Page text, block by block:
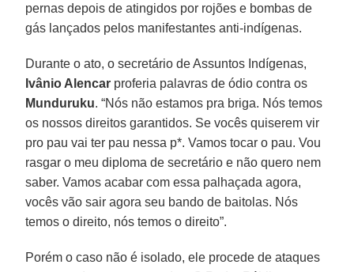
pernas depois de atingidos por rojões e bombas de
gás lançados pelos manifestantes anti-indígenas.
Durante o ato, o secretário de Assuntos Indígenas,
Ivânio Alencar proferia palavras de ódio contra os
Munduruku. “Nós não estamos pra briga. Nós temos
os nossos direitos garantidos. Se vocês quiserem vir
pro pau vai ter pau nessa p*. Vamos tocar o pau. Vou
rasgar o meu diploma de secretário e não quero nem
saber. Vamos acabar com essa palhaçada agora,
vocês vão sair agora seu bando de baitolas. Nós
temos o direito, nós temos o direito”.
Porém o caso não é isolado, ele procede de ataques